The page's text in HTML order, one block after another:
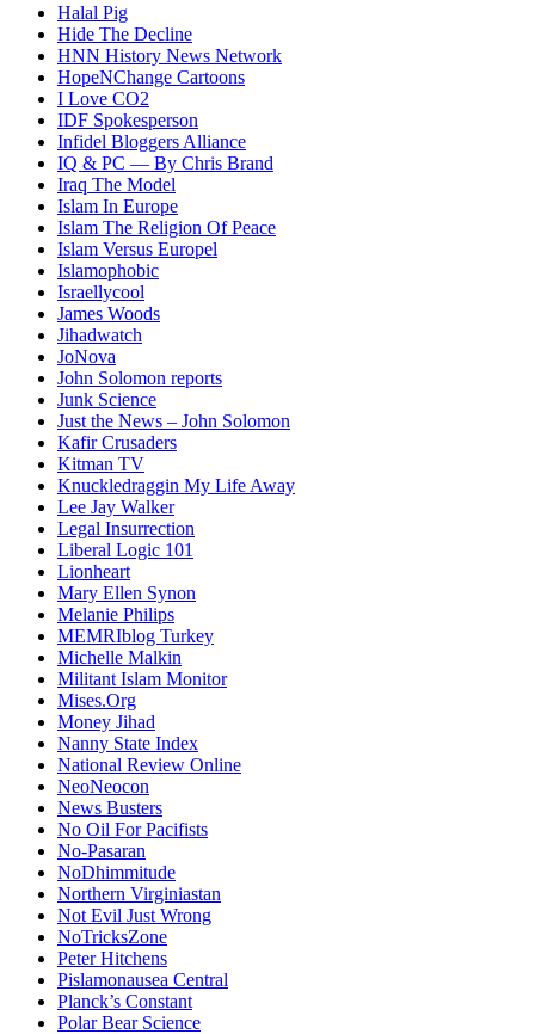
Halal Pig
Hide The Decline
HNN History News Network
HopeNChange Cartoons
I Love CO2
IDF Spokesperson
Infidel Bloggers Alliance
IQ & PC — By Chris Brand
Iraq The Model
Islam In Europe
Islam The Religion Of Peace
Islam Versus Europel
Islamophobic
Israellycool
James Woods
Jihadwatch
JoNova
John Solomon reports
Junk Science
Just the News – John Solomon
Kafir Crusaders
Kitman TV
Knuckledraggin My Life Away
Lee Jay Walker
Legal Insurrection
Liberal Logic 101
Lionheart
Mary Ellen Synon
Melanie Philips
MEMRIblog Turkey
Michelle Malkin
Militant Islam Monitor
Mises.Org
Money Jihad
Nanny State Index
National Review Online
NeoNeocon
News Busters
No Oil For Pacifists
No-Pasaran
NoDhimmitude
Northern Virginiastan
Not Evil Just Wrong
NoTricksZone
Peter Hitchens
Pislamonausea Central
Planck’s Constant
Polar Bear Science